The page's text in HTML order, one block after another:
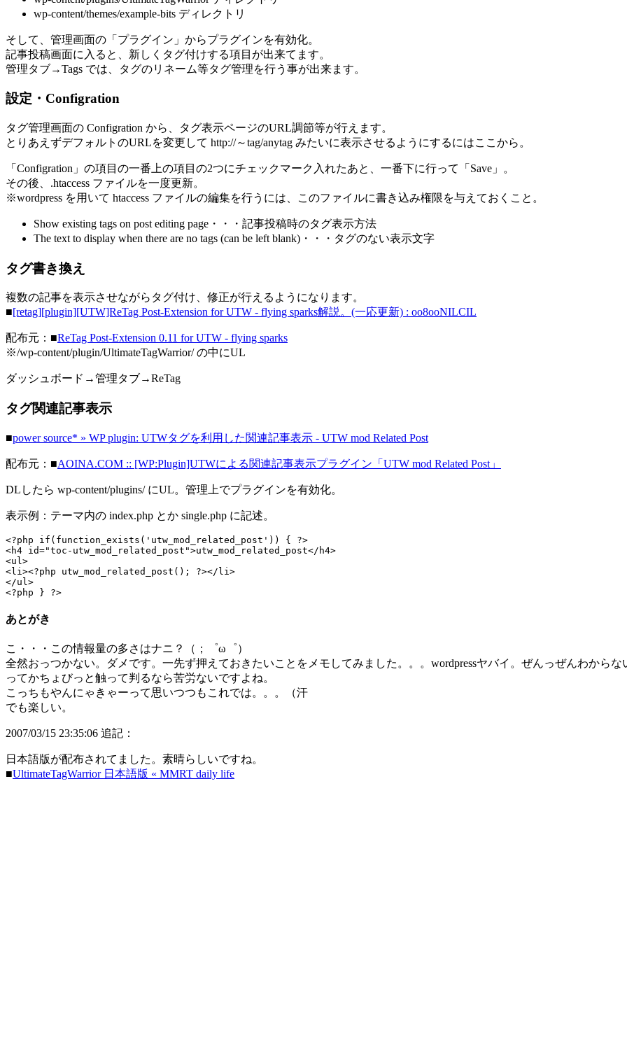
wp-content/themes/example-bits ディレクトリ
そして、管理画面の「プラグイン」からプラグインを有効化。
記事投稿画面に入ると、新しくタグ付けする項目が出来てます。
管理タブ→Tags では、タグのリネーム等タグ管理を行う事が出来ます。
設定・Configration
タグ管理画面の Configration から、タグ表示ページのURL調節等が行えます。
とりあえずデフォルトのURLを変更して http://～tag/anytag みたいに表示させるようにするにはここから。
「Configration」の項目の一番上の項目の2つにチェックマーク入れたあと、一番下に行って「Save」。
その後、.htaccess ファイルを一度更新。
※wordpress を用いて htaccess ファイルの編集を行うには、このファイルに書き込み権限を与えておくこと。
Show existing tags on post editing page・・・記事投稿時のタグ表示方法
The text to display when there are no tags (can be left blank)・・・タグのない表示文字
タグ書き換え
複数の記事を表示させながらタグ付け、修正が行えるようになります。
■[retag][plugin][UTW]ReTag Post-Extension for UTW - flying sparks解説。(一応更新) : oo8ooNILCIL
配布元：■ReTag Post-Extension 0.11 for UTW - flying sparks
※/wp-content/plugin/UltimateTagWarrior/ の中にUL
ダッシュボード→管理タブ→ReTag
タグ関連記事表示
■power source* » WP plugin: UTWタグを利用した関連記事表示 - UTW mod Related Post
配布元：■AOINA.COM :: [WP:Plugin]UTWによる関連記事表示プラグイン「UTW mod Related Post」
DLしたら wp-content/plugins/ にUL。管理上でプラグインを有効化。
表示例：テーマ内の index.php とか single.php に記述。
<?php if(function_exists('utw_mod_related_post')) { ?>
<h4 id="toc-utw_mod_related_post">utw_mod_related_post</h4>
<ul>
<li><?php utw_mod_related_post(); ?></li>
</ul>
<?php } ?>
あとがき
こ・・・この情報量の多さはナニ？（；゜ω゜）
全然おっつかない。ダメです。一先ず押えておきたいことをメモしてみました。。。wordpressヤバイ。ぜんっぜんわからな
ってかちょびっと触って判るなら苦労ないですよね。
こっちもやんにゃきゃーって思いつつもこれでは。。。（汗
でも楽しい。
2007/03/15 23:35:06 追記：
日本語版が配布されてました。素晴らしいですね。
■UltimateTagWarrior 日本語版 « MMRT daily life